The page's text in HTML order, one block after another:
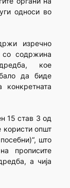
односи во
изречно
содржина
кое
да биде
15 став 3 од
користи општ
што
прописите
а чија